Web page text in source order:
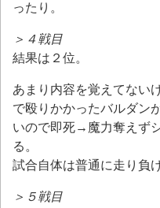
ったり。
＞４戦目
結果は２位。
あまり内容を覚えてない
で殴りかかったバルダン
いので即死→魔力奪えず
る。
試合自体は普通に走り負
＞５戦目